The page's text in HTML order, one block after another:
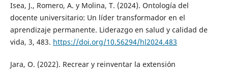
Isea, J., Romero, A. y Molina, T. (2024). Ontología del
docente universitario: Un líder transformador en el
aprendizaje permanente. Liderazgo en salud y calidad de
vida, 3, 483. https://doi.org/10.56294/hl2024.483
Jara, O. (2022). Recrear y reinventar la extensión